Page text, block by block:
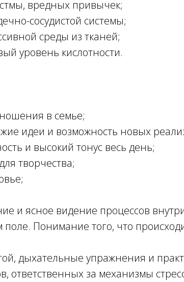
вредных привычек;
сосудистой системы;
среды из тканей;
уровень кислотности.
в семье;
идеи и возможность новых
и высокий тонус весь день;
творчества;
и ясное видение процессов
Понимание того, что
дыхательные упражнения и
ответственных за механизмы